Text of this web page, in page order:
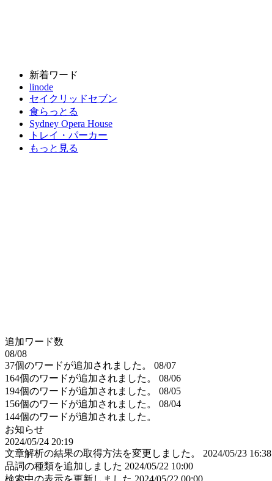
新着ワード
linode
セイクリッドセブン
食らっとる
Sydney Opera House
トレイ・パーカー
もっと見る
追加ワード数
08/08
37個のワードが追加されました。
08/07
164個のワードが追加されました。
08/06
194個のワードが追加されました。
08/05
156個のワードが追加されました。
08/04
144個のワードが追加されました。
お知らせ
2024/05/24 20:19
文章解析の結果の取得方法を変更しました。
2024/05/23 16:38
品詞の種類を追加しました 2024/05/22 10:00
検索中の表示を更新しました 2024/05/22 00:00